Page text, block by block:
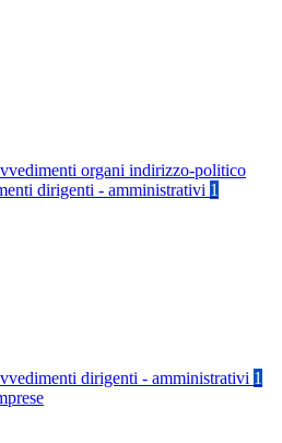
organi indirizzo-politico
dirigenti - amministrativi 1
dirigenti - amministrativi 1